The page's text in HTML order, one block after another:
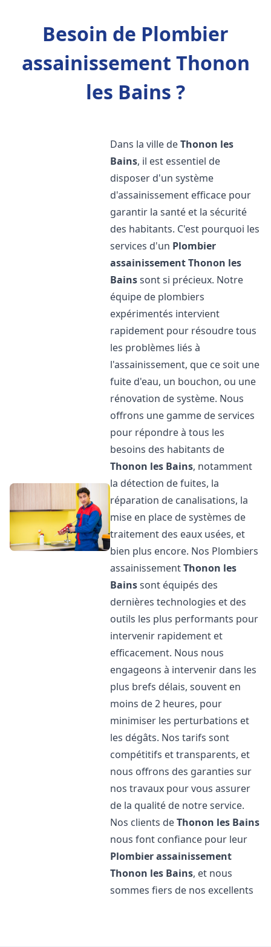
Besoin de Plombier
assainissement Thonon
les Bains ?
Dans la ville deThonon les
Bains, il est essentiel de
disposer d'un système
d'assainissement efficace pour
garantir la santé et la sécurité
des habitants. C'est pourquoi les
services d'un Plombier
assainissementThonon les
Bainssont si précieux. Notre
équipe de plombiers
expérimentés intervient
rapidement pour résoudre tous
les problèmes liés à
l'assainissement, que ce soit une
fuite d'eau, un bouchon, ou une
rénovation de système. Nous
offrons une gamme de services
pour répondre à tous les
besoins des habitants de
Thonon les Bains, notamment
la détection de fuites, la
réparation de canalisations, la
mise en place de systèmes de
traitement des eaux usées, et
bien plus encore. Nos Plombiers
assainissementThonon les
Bainssont équipés des
dernières technologies et des
outils les plus performants pour
intervenir rapidement et
efficacement. Nous nous
engageons à intervenir dans les
plus brefs délais, souvent en
moins de 2 heures, pour
minimiser les perturbations et
les dégâts. Nos tarifs sont
compétitifs et transparents, et
nous offrons des garanties sur
nos travaux pour vous assurer
de la qualité de notre service.
Nos clients deThonon les Bains
nous font confiance pour leur
Plombier assainissement
Thonon les Bains, et nous
sommes fiers de nos excellents